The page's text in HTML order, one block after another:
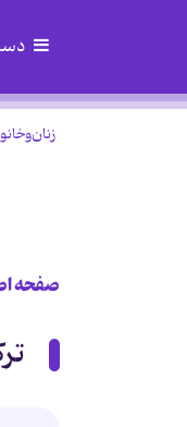
صفحه